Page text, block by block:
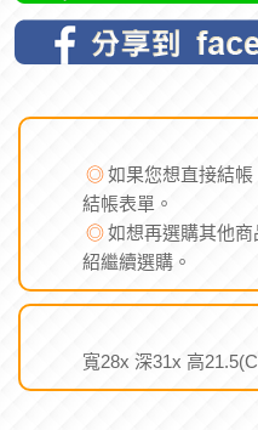
◎如果您想直接結
結帳表單。
◎如想再選購其他商
紹繼續選購。
寬28x 深31x 高